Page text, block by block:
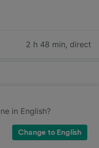
2 h 48 min, direct
in English?
Change to English